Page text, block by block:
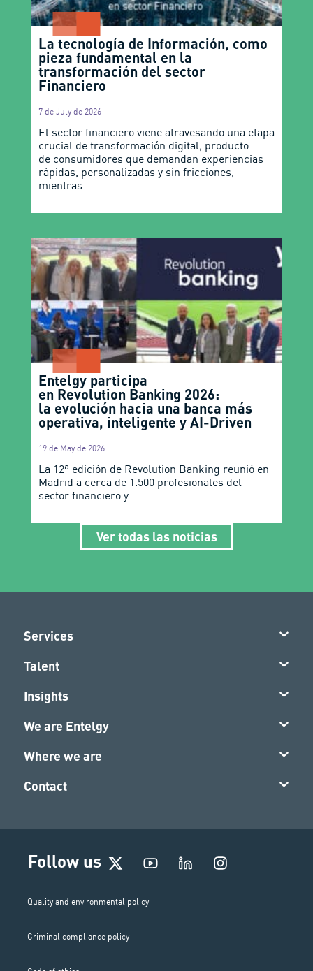
La tecnología de Información, como
pieza fundamental en la
transformación del sector
Financiero
7 de July de 2026
El sector financiero viene atravesando una etapa
crucial de transformación digital, producto
de consumidores que demandan experiencias
rápidas, personalizadas y sin fricciones,
mientras
Entelgy participa
en Revolution Banking 2026:
la evolución hacia una banca más
operativa, inteligente y AI-Driven
19 de May de 2026
La 12ª edición de Revolution Banking reunió en
Madrid a cerca de 1.500 profesionales del
sector financiero y
Ver todas las noticias
Services
Talent
Insights
We are Entelgy
Where we are
Contact
Follow us
I
n
Quality and environmental policy
Criminal compliance policy